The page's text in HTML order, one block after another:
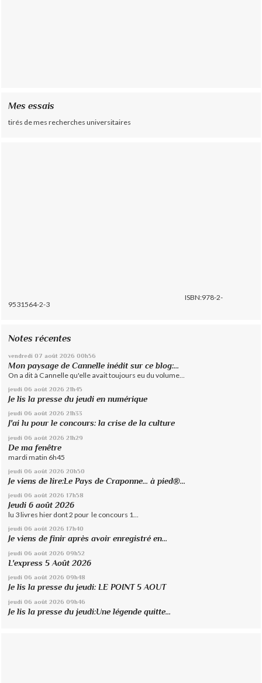
Mes essais
tirés de mes recherches universitaires
ISBN:978-2-
9531564-2-3
Notes récentes
vendredi 07 août 2026 00h56
Mon paysage de Cannelle inédit sur ce blog:...
On a dit à Cannelle qu'elle avait toujours eu du volume...
jeudi 06 août 2026 21h45
Je lis la presse du jeudi en numérique
jeudi 06 août 2026 21h33
J'ai lu pour le concours: la crise de la culture
jeudi 06 août 2026 21h29
De ma fenêtre
mardi matin 6h45
jeudi 06 août 2026 20h50
Je viens de lire:Le Pays de Craponne... à pied®...
jeudi 06 août 2026 17h58
Jeudi 6 août 2026
lu 3 livres hier dont 2 pour le concours 1...
jeudi 06 août 2026 17h40
Je viens de finir après avoir enregistré en...
jeudi 06 août 2026 09h52
L'express 5 Août 2026
jeudi 06 août 2026 09h48
Je lis la presse du jeudi: LE POINT 5 AOUT
jeudi 06 août 2026 09h46
Je lis la presse du jeudi:Une légende quitte...